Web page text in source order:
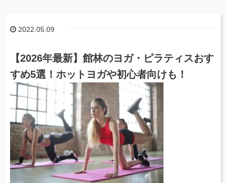
2022.05.09
【2026年最新】館林のヨガ・ピラティスおす
すめ5選！ホットヨガや初心者向けも！